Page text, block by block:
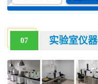
07 实验室仪器